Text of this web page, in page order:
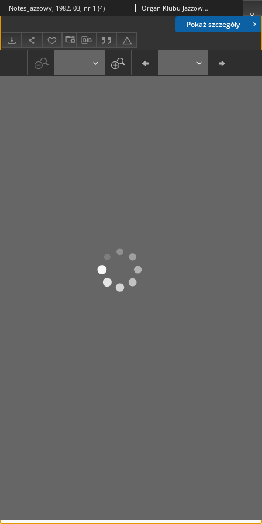
Pokaż szczegóły
Notes Jazzowy, 1982. 03, nr 1 (4) Organ Klubu Jazzowego "Rotunda"